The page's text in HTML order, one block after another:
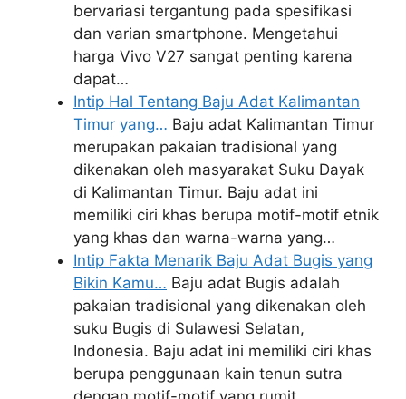
bervariasi tergantung pada spesifikasi
dan varian smartphone. Mengetahui
harga Vivo V27 sangat penting karena
dapat…
Intip Hal Tentang Baju Adat Kalimantan
Timur yang… Baju adat Kalimantan Timur
merupakan pakaian tradisional yang
dikenakan oleh masyarakat Suku Dayak
di Kalimantan Timur. Baju adat ini
memiliki ciri khas berupa motif-motif etnik
yang khas dan warna-warna yang…
Intip Fakta Menarik Baju Adat Bugis yang
Bikin Kamu… Baju adat Bugis adalah
pakaian tradisional yang dikenakan oleh
suku Bugis di Sulawesi Selatan,
Indonesia. Baju adat ini memiliki ciri khas
berupa penggunaan kain tenun sutra